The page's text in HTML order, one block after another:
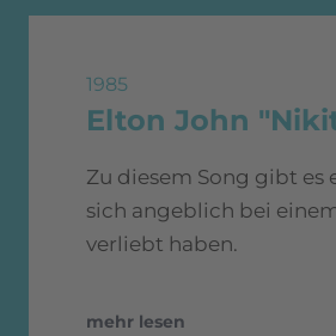
1985
Elton John
Zu diesem Song gibt es
sich angeblich bei
verliebt haben.
mehr lesen